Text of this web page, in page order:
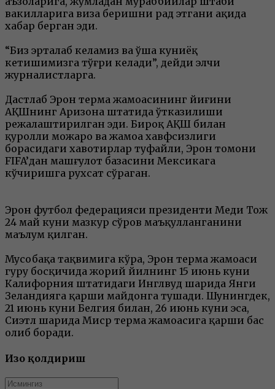
вакилларига виза беришни рад этгани ҳақида
хабар берган эди.
“Биз эрталаб келамиз ва ўша куниёқ
кетишимизга тўғри келади”, дейди элчи
журналистларга.
Дастлаб Эрон терма жамоасининг йиғини
АҚШнинг Аризона штатида ўтказилиши
режалаштирилган эди. Бироқ АҚШ билан
қуролли можаро ва жамоа хавфсизлиги
борасидаги хавотирлар туфайли, Эрон томони
FIFA’дан машғулот базасини Мексикага
кўчиришга рухсат сўраган.
Эрон футбол федерацияси президенти Меҳди Тож
24 май куни мазкур сўров маъқулланганини
маълум қилган.
Мусобақа тақвимига кўра, Эрон терма жамоаси
гуруҳ босқичида жорий йилнинг 15 июнь куни
Калифорния штатидаги Инглвуд шаҳрида Янги
Зеландияга қарши майдонга тушади. Шунингдек,
21 июнь куни Белгия билан, 26 июнь куни эса,
Сиэтл шаҳрида Миср терма жамоасига қарши баҳс
олиб боради.
Изоҳ қолдириш